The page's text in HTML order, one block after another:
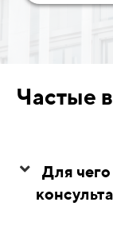
Частые
Для